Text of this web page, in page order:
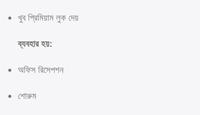
খুব প্রিমিয়াম লুক দেয়
ব্যবহার হয়:
অফিস রিসেপশন
শোরুম